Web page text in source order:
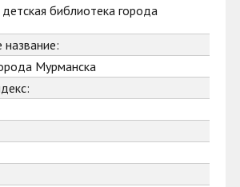
библиотека города
Мурманска